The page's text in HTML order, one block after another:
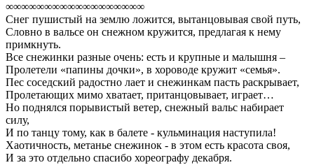
∞∞∞∞∞∞∞∞∞∞∞∞∞∞∞∞∞∞
Снег пушистый на землю ложится, вытанцовывая свой путь,
Словно в вальсе он снежном кружится, предлагая к нему
примкнуть.
Все снежинки разные очень: есть и крупные и малышня –
Пролетели «папины дочки», в хороводе кружит «семья».
Пес соседский радостно лает и снежинкам пасть раскрывает,
Пролетающих мимо хватает, пританцовывает, играет…
Но поднялся порывистый ветер, снежный вальс набирает
силу,
И по танцу тому, как в балете - кульминация наступила!
Хаотичность, метанье снежинок - в этом есть красота своя,
И за это отдельно спасибо хореографу декабря.